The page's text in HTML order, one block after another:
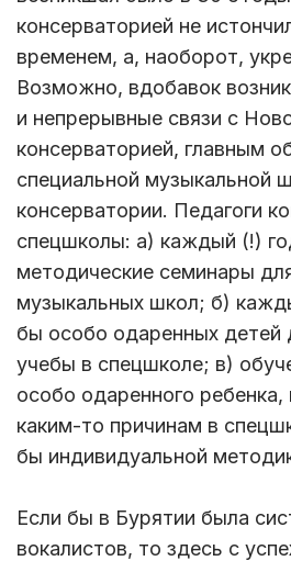
консерваторией не
временем, а, наоборот,
Возможно, вдобавок
и непрерывные связи с
консерваторией, главным
специальной музыкальной
консерватории. Педагоги
спецшколы: а) каждый (!)
методические семинары
музыкальных школ; б)
бы особо одаренных детей
учебы в спецшколе; в)
особо одаренного ребенка,
каким-то причинам в
бы индивидуальной
Если бы в Бурятии была
вокалистов, то здесь с